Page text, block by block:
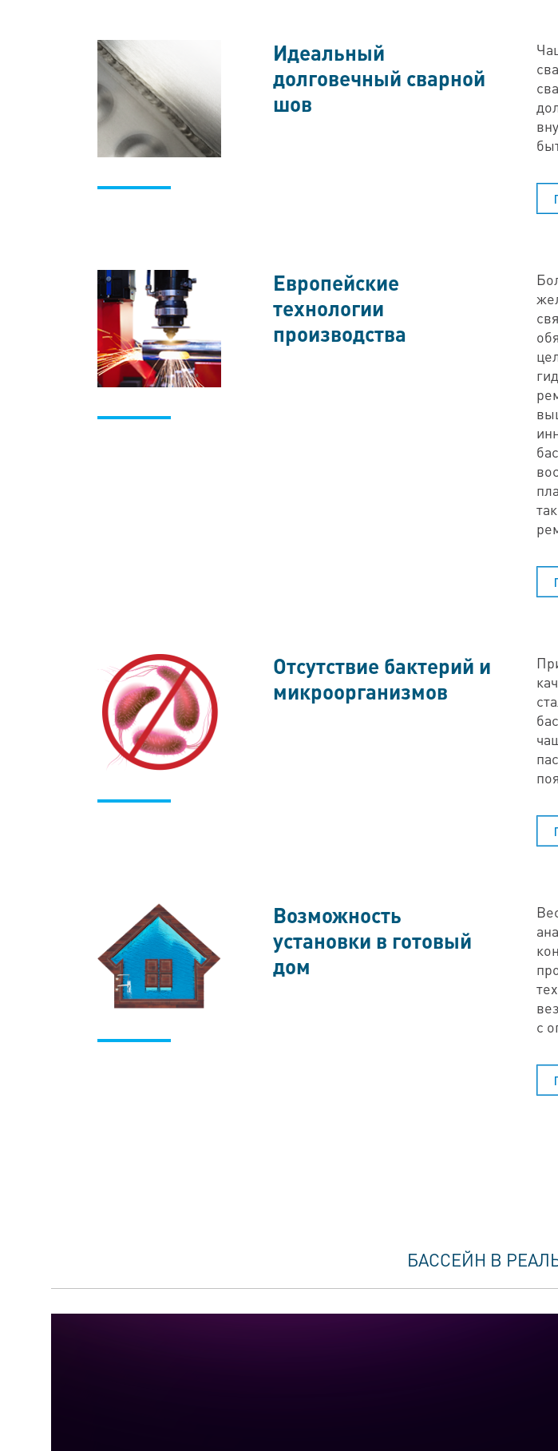
Идеальный
долговечный сварной
шов
Европейские
технологии
производства
Отсутствие бактерий и
микроорганизмов
Возможность
установки в готовый
дом
с
БАССЕЙН В